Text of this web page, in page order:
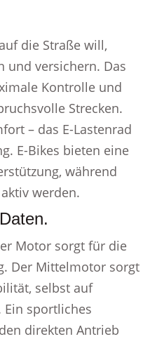
die Straße will,
und versichern. Das
Kontrolle und
Strecken.
– das E-Lastenrad
E-Bikes bieten eine
während
werden.
Motor sorgt für die
Der Mittelmotor sorgt
selbst auf
Ein sportliches
direkten Antrieb